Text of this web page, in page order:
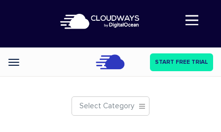
Abre a navegação
Categories START FREE TRIAL
Select Category